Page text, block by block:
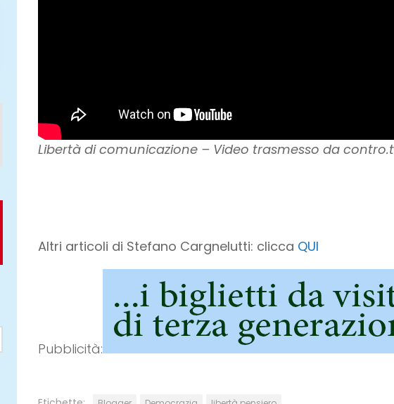
Libertà di comunicazione – Video trasmesso da
Altri articoli di Stefano Cargnelutti: clicca QUI